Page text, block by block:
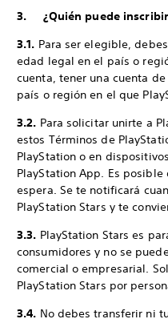
3. ¿Quién puede
3.1. Para ser elegible,
edad legal en el país o
cuenta, tener una cuenta
país o región en el que
3.2. Para solicitar unirte a
estos Términos de
PlayStation o en
PlayStation App. Es
espera. Se te notificará
PlayStation Stars y te
3.3. PlayStation Stars es
consumidores y no se
comercial o empresarial.
PlayStation Stars por
3.4. No debes transferir ni